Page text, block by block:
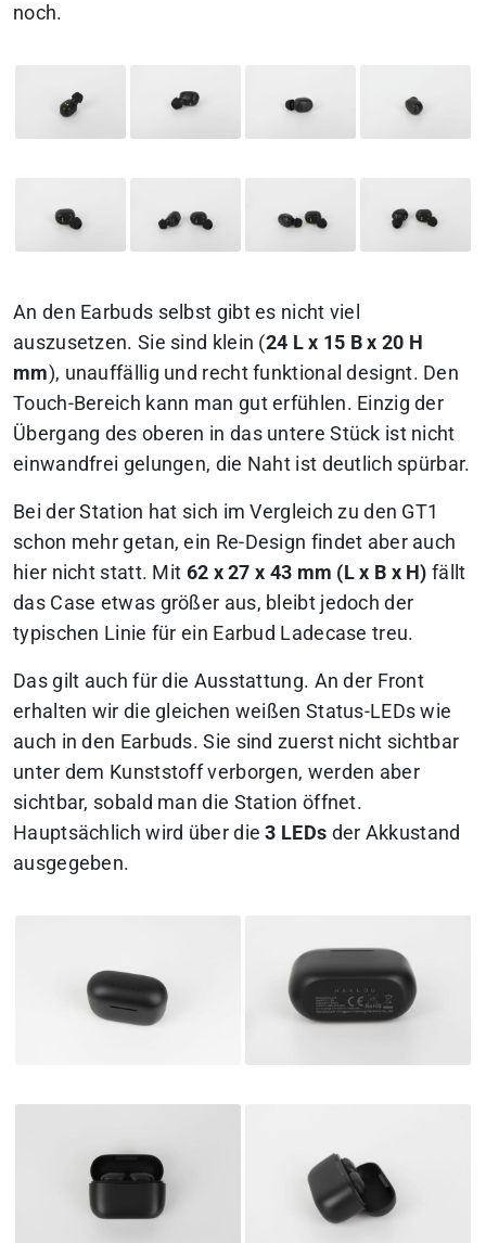
noch.
An den Earbuds selbst gibt es nicht viel
auszusetzen. Sie sind klein (24 L x 15 B x 20 H
mm), unauffällig und recht funktional designt. Den
Touch-Bereich kann man gut erfühlen. Einzig der
Übergang des oberen in das untere Stück ist nicht
einwandfrei gelungen, die Naht ist deutlich spürbar.
Bei der Station hat sich im Vergleich zu den GT1
schon mehr getan, ein Re-Design findet aber auch
hier nicht statt. Mit 62 x 27 x 43 mm (L x B x H) fällt
das Case etwas größer aus, bleibt jedoch der
typischen Linie für ein Earbud Ladecase treu.
Das gilt auch für die Ausstattung. An der Front
erhalten wir die gleichen weißen Status-LEDs wie
auch in den Earbuds. Sie sind zuerst nicht sichtbar
unter dem Kunststoff verborgen, werden aber
sichtbar, sobald man die Station öffnet.
Hauptsächlich wird über die3 LEDs der Akkustand
ausgegeben.